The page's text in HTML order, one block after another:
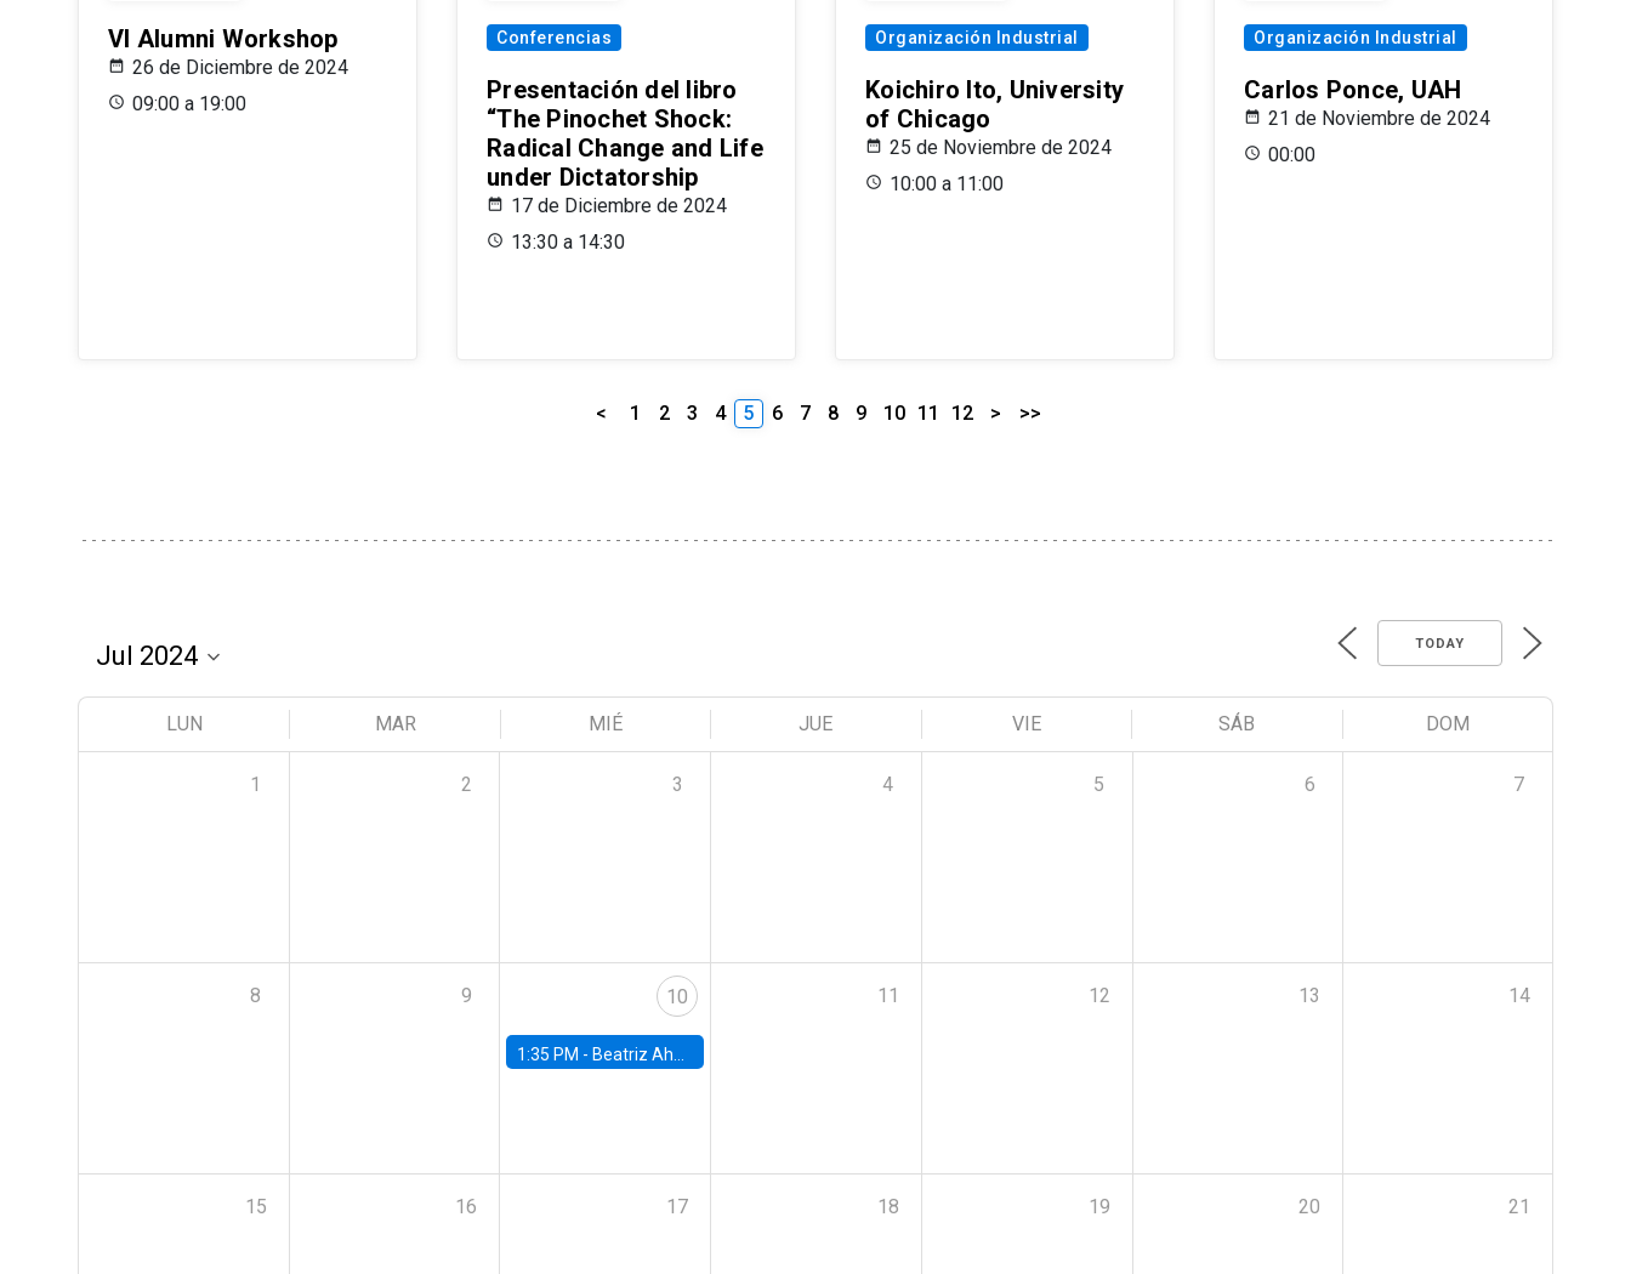
VI Alumni Workshop
26 de Diciembre de 2024
09:00 a 19:00
Conferencias
Presentación del libro
“The Pinochet Shock:
Radical Change and Life
under Dictatorship
17 de Diciembre de 2024
13:30 a 14:30
Organización Industrial
Koichiro Ito, University
of Chicago
25 de Noviembre de 2024
10:00 a 11:00
Organización Industrial
Carlos Ponce, UAH
21 de Noviembre de 2024
00:00
< 1 2 3 4 5 6 7 8 9 10 11 12 > >>
TODAY
LUN MAR MIÉ JUE VIE SÁB DOM
1 2 3 4 5 6 7
8 9 10
1:35 PM - Beatriz Ahumada, PhD candidate, Universidad de Pittsburgh
11 12 13 14
15 16 17 18 19 20 21